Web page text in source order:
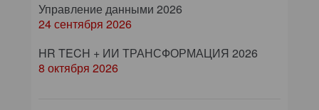
Управление данными 2026
24 сентября 2026
HR TECH + ИИ ТРАНСФОРМАЦИЯ 2026
8 октября 2026